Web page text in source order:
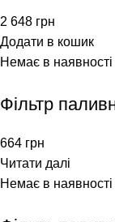
2 648 грн
Додати в кошик
Немає в наявності
Фільтр
664 грн
Читати далі
Немає в наявності